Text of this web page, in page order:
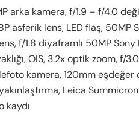
arka kamera, f/1.9 – f/4.0
asferik lens, LED flaş, 50MP
f/1.8 diyaframlı 50MP
OIS, 3.2x optik zoom, f/
kamera, 120mm eşdeğer
Leica
kaydı